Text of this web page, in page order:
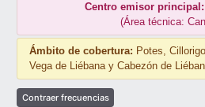
Centro emisor principal:
(Área técnica:
Ámbito de cobertura: Potes,
Vega de Liébana y Cabezón de